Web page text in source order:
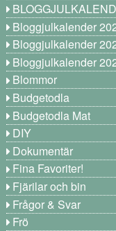
Bloggjulkalender
Bloggjulkalender
Bloggjulkalender
Blommor
Budgetodla
Budgetodla Mat
DIY
Dokumentär
Fina Favoriter!
Fjärilar och bin
Frågor & Svar
Frö